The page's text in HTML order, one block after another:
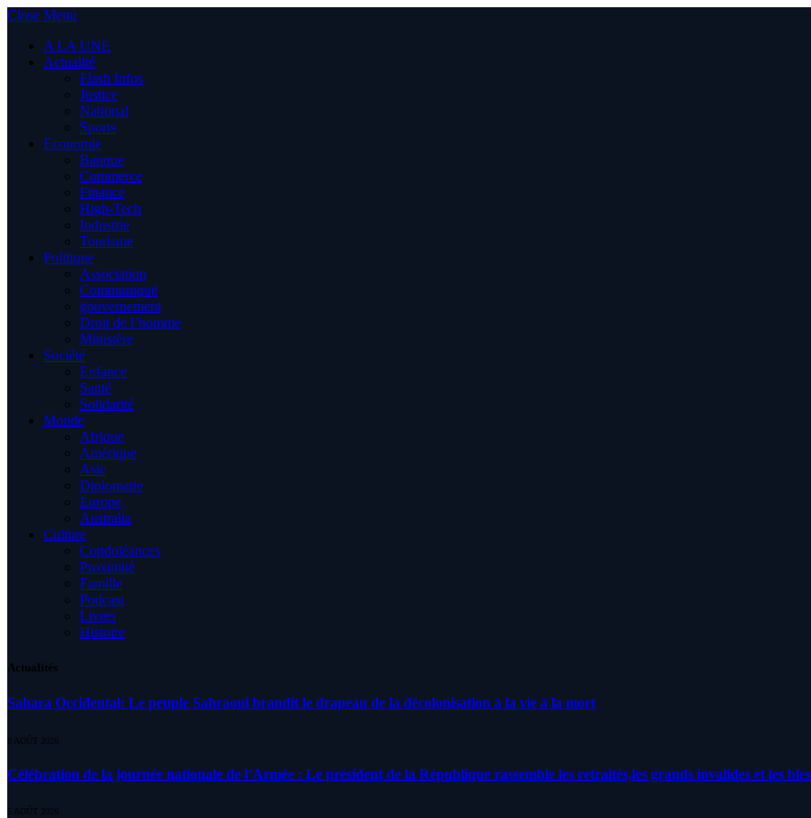
Close Menu
A LA UNE
Actualité
Flash Infos
Justice
National
Sports
Economie
Banque
Commerce
Finance
High-Tech
Industrie
Tourisme
Politique
Association
Communiqué
gouvernement
Droit de l’homme
Ministère
Société
Enfance
Santé
Solidarité
Monde
Afrique
Amérique
Asie
Diplomatie
Europe
Australia
Culture
Condoléances
Proximité
Famille
Podcast
Livres
Histoire
Actualités
Sahara Occidental: Le peuple Sahraoui brandit le drapeau de la décolonisation à la vie à la mort
8 AOÛT 2026
Célébration de la journée nationale de l’Armée : Le président de la République rassemble les retraités,les grands invalides et les
5 AOÛT 2026